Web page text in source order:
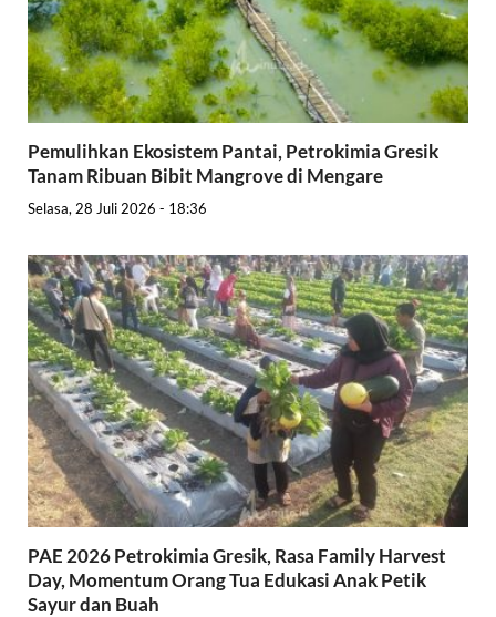
Pemulihkan Ekosistem Pantai, Petrokimia Gresik
Tanam Ribuan Bibit Mangrove di Mengare
Selasa, 28 Juli 2026 - 18:36
PAE 2026 Petrokimia Gresik, Rasa Family Harvest
Day, Momentum Orang Tua Edukasi Anak Petik
Sayur dan Buah